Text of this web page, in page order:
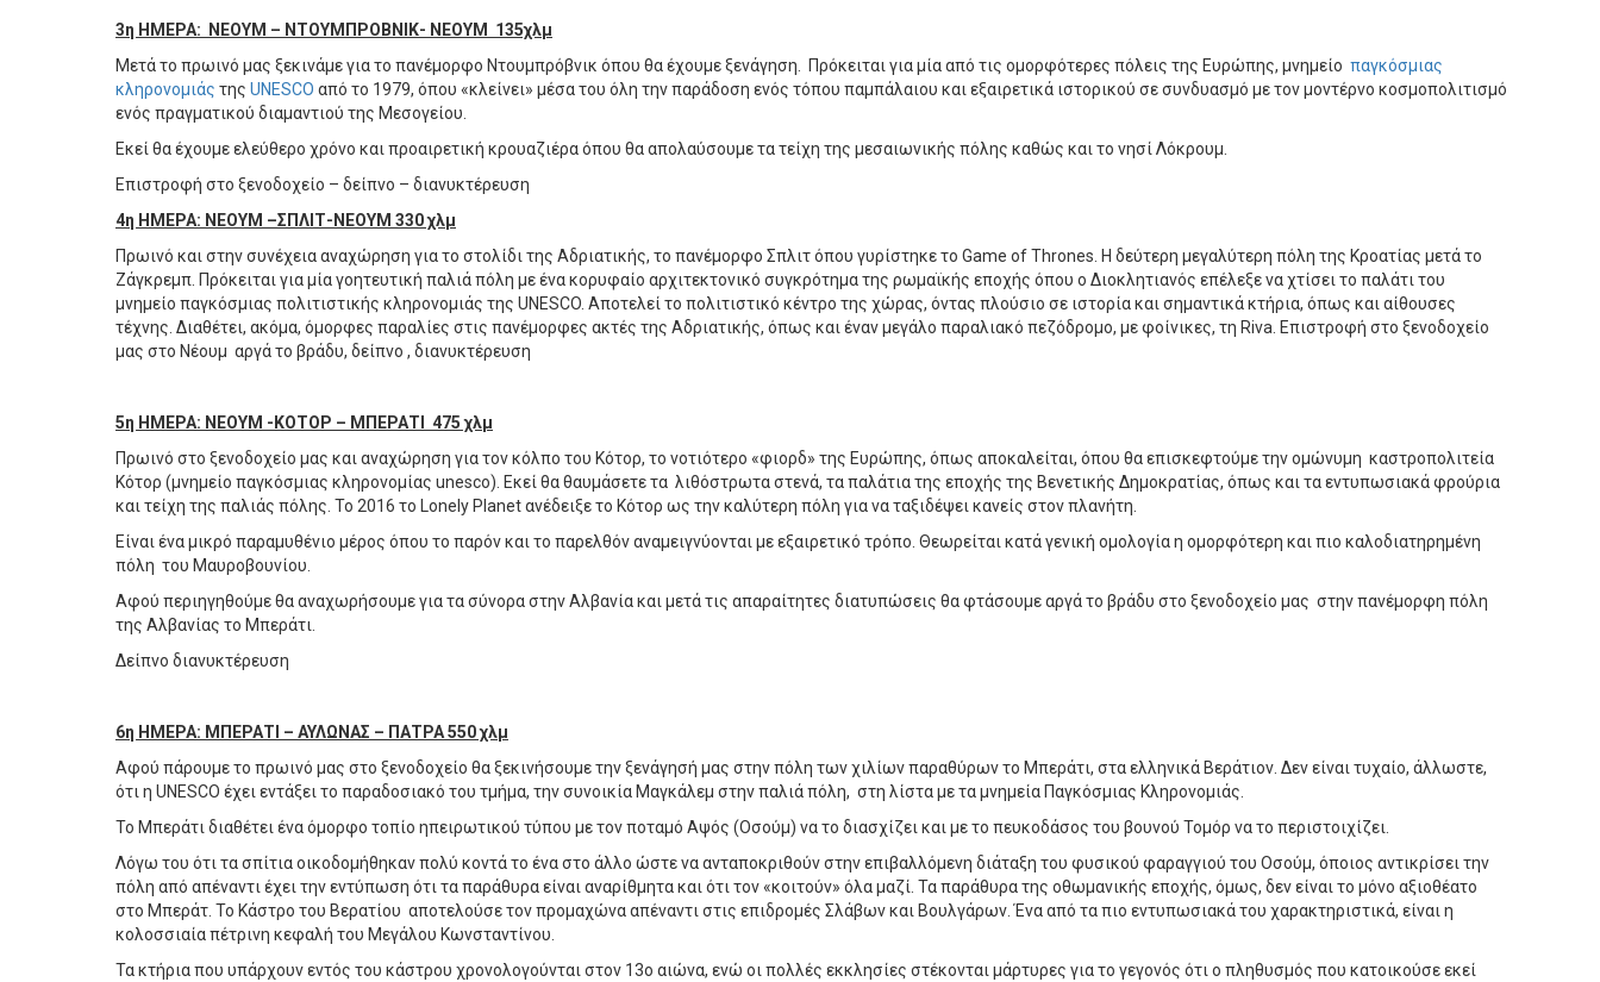
3η ΗΜΕΡΑ: ΝΕΟΥΜ – ΝΤΟΥΜΠΡΟΒΝΙΚ- ΝΕΟΥΜ 135χλμ
Μετά το πρωινό μας ξεκινάμε για το πανέμορφο Ντουμπρόβνικ όπου θα έχουμε ξενάγηση. Πρόκειται για μία από τις ομορφότερες πόλεις της Ευρώπης, μνημείο παγκόσμιας
κληρονομιάς της UNESCO από το 1979, όπου «κλείνει» μέσα του όλη την παράδοση ενός τόπου παμπάλαιου και εξαιρετικά ιστορικού σε συνδυασμό με τον μοντέρνο κοσμοπολιτισμό
ενός πραγματικού διαμαντιού της Μεσογείου.
Εκεί θα έχουμε ελεύθερο χρόνο και προαιρετική κρουαζιέρα όπου θα απολαύσουμε τα τείχη της μεσαιωνικής πόλης καθώς και το νησί Λόκρουμ.
Επιστροφή στο ξενοδοχείο – δείπνο – διανυκτέρευση
4η ΗΜΕΡΑ: ΝΕΟΥΜ –ΣΠΛΙΤ-ΝΕΟΥΜ 330 χλμ
Πρωινό και στην συνέχεια αναχώρηση για το στολίδι της Αδριατικής, το πανέμορφο Σπλιτ όπου γυρίστηκε το Game of Thrones. Η δεύτερη μεγαλύτερη πόλη της Κροατίας μετά το
Ζάγκρεμπ. Πρόκειται για μία γοητευτική παλιά πόλη με ένα κορυφαίο αρχιτεκτονικό συγκρότημα της ρωμαϊκής εποχής όπου ο Διοκλητιανός επέλεξε να χτίσει το παλάτι του
μνημείο παγκόσμιας πολιτιστικής κληρονομιάς της UNESCO. Αποτελεί το πολιτιστικό κέντρο της χώρας, όντας πλούσιο σε ιστορία και σημαντικά κτήρια, όπως και αίθουσες
τέχνης. Διαθέτει, ακόμα, όμορφες παραλίες στις πανέμορφες ακτές της Αδριατικής, όπως και έναν μεγάλο παραλιακό πεζόδρομο, με φοίνικες, τη Riva. Επιστροφή στο ξενοδοχείο
μας στο Νέουμ αργά το βράδυ, δείπνο , διανυκτέρευση
5η ΗΜΕΡΑ: ΝΕΟΥΜ -ΚΟΤΟΡ – ΜΠΕΡΑΤΙ 475 χλμ
Πρωινό στο ξενοδοχείο μας και αναχώρηση για τον κόλπο του Κότορ, το νοτιότερο «φιορδ» της Ευρώπης, όπως αποκαλείται, όπου θα επισκεφτούμε την ομώνυμη καστροπολιτεία
Κότορ (μνημείο παγκόσμιας κληρονομίας unesco). Eκεί θα θαυμάσετε τα λιθόστρωτα στενά, τα παλάτια της εποχής της Βενετικής Δημοκρατίας, όπως και τα εντυπωσιακά φρούρια
και τείχη της παλιάς πόλης. To 2016 το Lonely Planet ανέδειξε το Κότορ ως την καλύτερη πόλη για να ταξιδέψει κανείς στον πλανήτη.
Είναι ένα μικρό παραμυθένιο μέρος όπου το παρόν και το παρελθόν αναμειγνύονται με εξαιρετικό τρόπο. Θεωρείται κατά γενική ομολογία η ομορφότερη και πιο καλοδιατηρημένη
πόλη του Μαυροβουνίου.
Αφού περιηγηθούμε θα αναχωρήσουμε για τα σύνορα στην Αλβανία και μετά τις απαραίτητες διατυπώσεις θα φτάσουμε αργά το βράδυ στο ξενοδοχείο μας στην πανέμορφη πόλη
της Αλβανίας το Μπεράτι.
Δείπνο διανυκτέρευση
6η ΗΜΕΡΑ: ΜΠΕΡΑΤΙ – ΑΥΛΩΝΑΣ – ΠΑΤΡΑ 550 χλμ
Αφού πάρουμε το πρωινό μας στο ξενοδοχείο θα ξεκινήσουμε την ξενάγησή μας στην πόλη των χιλίων παραθύρων το Μπεράτι, στα ελληνικά Βεράτιον. Δεν είναι τυχαίο, άλλωστε,
ότι η UNESCO έχει εντάξει το παραδοσιακό του τμήμα, την συνοικία Μαγκάλεμ στην παλιά πόλη, στη λίστα με τα μνημεία Παγκόσμιας Κληρονομιάς.
Το Μπεράτι διαθέτει ένα όμορφο τοπίο ηπειρωτικού τύπου με τον ποταμό Αψός (Οσούμ) να το διασχίζει και με το πευκοδάσος του βουνού Τομόρ να το περιστοιχίζει.
Λόγω του ότι τα σπίτια οικοδομήθηκαν πολύ κοντά το ένα στο άλλο ώστε να ανταποκριθούν στην επιβαλλόμενη διάταξη του φυσικού φαραγγιού του Οσούμ, όποιος αντικρίσει την
πόλη από απέναντι έχει την εντύπωση ότι τα παράθυρα είναι αναρίθμητα και ότι τον «κοιτούν» όλα μαζί. Τα παράθυρα της οθωμανικής εποχής, όμως, δεν είναι το μόνο αξιοθέατο
στο Μπεράτ. Το Κάστρο του Βερατίου αποτελούσε τον προμαχώνα απέναντι στις επιδρομές Σλάβων και Βουλγάρων. Ένα από τα πιο εντυπωσιακά του χαρακτηριστικά, είναι η
κολοσσιαία πέτρινη κεφαλή του Μεγάλου Κωνσταντίνου.
Τα κτήρια που υπάρχουν εντός του κάστρου χρονολογούνται στον 13ο αιώνα, ενώ οι πολλές εκκλησίες στέκονται μάρτυρες για το γεγονός ότι ο πληθυσμός που κατοικούσε εκεί